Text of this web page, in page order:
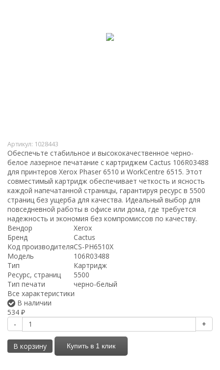
Артикул: 1028443
Обеспечьте стабильное и высококачественное черно-
белое лазерное печатание с картриджем Cactus 106R03488
для принтеров Xerox Phaser 6510 и WorkCentre 6515. Этот
совместимый картридж обеспечивает четкость и ясность
каждой напечатанной страницы, гарантируя ресурс в 5500
страниц без ущерба для качества. Идеальный выбор для
повседневной работы в офисе или дома, где требуется
надежность и экономия без компромиссов по качеству.
Вендор
Xerox
Бренд
Cactus
Код производителяCS-PH6510X
Модель
106R03488
Тип
Картридж
Ресурс, страниц
5500
Тип печати
черно-белый
Все характеристики
В наличии
534 ₽
- +
В корзину Купить в 1 клик